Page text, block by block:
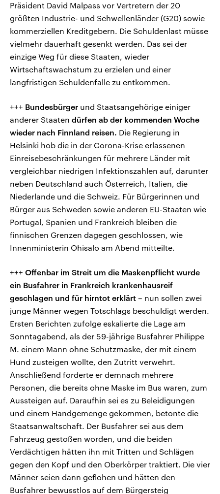
Präsident David Malpass vor Vertretern der 20
größten Industrie- und Schwellenländer (G20) sowie
kommerziellen Kreditgebern. Die Schuldenlast müsse
vielmehr dauerhaft gesenkt werden. Das sei der
einzige Weg für diese Staaten, wieder
Wirtschaftswachstum zu erzielen und einer
langfristigen Schuldenfalle zu entkommen.
+++ Bundesbürger und Staatsangehörige einiger
anderer Staaten dürfen ab der kommenden Woche
wieder nach Finnland reisen. Die Regierung in
Helsinki hob die in der Corona-Krise erlassenen
Einreisebeschränkungen für mehrere Länder mit
vergleichbar niedrigen Infektionszahlen auf, darunter
neben Deutschland auch Österreich, Italien, die
Niederlande und die Schweiz. Für Bürgerinnen und
Bürger aus Schweden sowie anderen EU-Staaten wie
Portugal, Spanien und Frankreich bleiben die
finnischen Grenzen dagegen geschlossen, wie
Innenministerin Ohisalo am Abend mitteilte.
+++ Offenbar im Streit um die Maskenpflicht wurde
ein Busfahrer in Frankreich krankenhausreif
geschlagen und für hirntot erklärt – nun sollen zwei
junge Männer wegen Totschlags beschuldigt werden.
Ersten Berichten zufolge eskalierte die Lage am
Sonntagabend, als der 59-jährige Busfahrer Philippe
M. einem Mann ohne Schutzmaske, der mit einem
Hund zusteigen wollte, den Zutritt verwehrt.
Anschließend forderte er demnach mehrere
Personen, die bereits ohne Maske im Bus waren, zum
Aussteigen auf. Daraufhin sei es zu Beleidigungen
und einem Handgemenge gekommen, betonte die
Staatsanwaltschaft. Der Busfahrer sei aus dem
Fahrzeug gestoßen worden, und die beiden
Verdächtigen hätten ihn mit Tritten und Schlägen
gegen den Kopf und den Oberkörper traktiert. Die vier
Männer seien dann geflohen und hätten den
Busfahrer bewusstlos auf dem Bürgersteig